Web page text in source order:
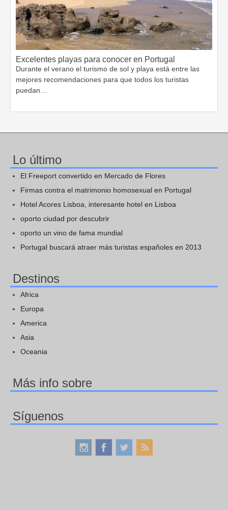
Excelentes playas para conocer en Portugal
Durante el verano el turismo de sol y playa está entre las
mejores recomendaciones para que todos los turistas
puedan…
Lo último
El Freeport convertido en Mercado de Flores
Firmas contra el matrimonio homosexual en Portugal
Hotel Acores Lisboa, interesante hotel en Lisboa
oporto ciudad por descubrir
oporto un vino de fama mundial
Portugal buscará atraer más turistas españoles en 2013
Destinos
Africa
Europa
America
Asia
Oceania
Más info sobre
Síguenos